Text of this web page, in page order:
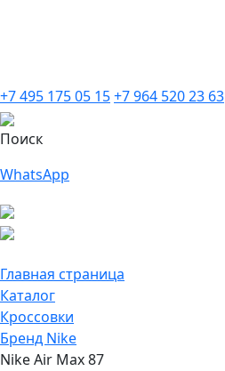
+7 495 175 05 15+7 964 520 23 63
Поиск
WhatsApp
Главная страница
Каталог
Кроссовки
Бренд Nike
Nike Air Max 87